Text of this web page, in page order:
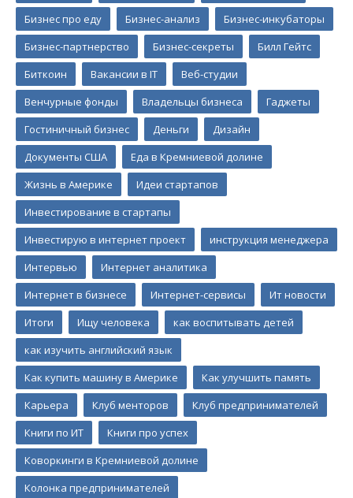
Бизнес про еду Бизнес-анализ
Бизнес-инкубаторы
Бизнес-партнерство
Бизнес-секреты
Билл Гейтс
Биткоин
Вакансии в IT
Веб-студии
Венчурные фонды
Владельцы бизнеса
Гаджеты
Гостиничный бизнес
Деньги
Дизайн
Документы США
Еда в Кремниевой долине
Жизнь в Америке
Идеи стартапов
Инвестирование в стартапы
Инвестирую в интернет проект
инструкция менеджера
Интервью
Интернет аналитика
Интернет в бизнесе
Интернет-сервисы
Ит новости
Итоги
Ищу человека
как воспитывать детей
как изучить английский язык
Как купить машину в Америке
Как улучшить память
Карьера
Клуб менторов
Клуб предпринимателей
Книги по ИТ
Книги про успех
Коворкинги в Кремниевой долине
Колонка предпринимателей